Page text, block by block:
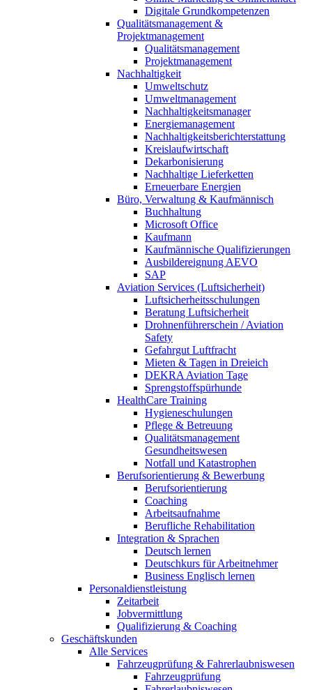
Digitale Grundkompetenzen
Qualitätsmanagement &
Projektmanagement
Qualitätsmanagement
Projektmanagement
Nachhaltigkeit
Umweltschutz
Umweltmanagement
Nachhaltigkeitsmanager
Energiemanagement
Nachhaltigkeitsberichterstattung
Kreislaufwirtschaft
Dekarbonisierung
Nachhaltige Lieferketten
Erneuerbare Energien
Büro, Verwaltung & Kaufmännisch
Buchhaltung
Microsoft Office
Kaufmann
Kaufmännische Qualifizierungen
Ausbildereignung AEVO
SAP
Aviation Services (Luftsicherheit)
Luftsicherheitsschulungen
Beratung Luftsicherheit
Drohnenführerschein / Aviation
Safety
Gefahrgut Luftfracht
Mieten & Tagen in Dreieich
DEKRA Aviation Tage
Sprengstoffspürhunde
HealthCare Training
Hygieneschulungen
Pflege & Betreuung
Qualitätsmanagement
Gesundheitswesen
Notfall und Katastrophen
Berufsorientierung & Bewerbung
Berufsorientierung
Coaching
Arbeitsaufnahme
Berufliche Rehabilitation
Integration & Sprachen
Deutsch lernen
Deutschkurs für Arbeitnehmer
Business Englisch lernen
Personaldienstleistung
Zeitarbeit
Jobvermittlung
Qualifizierung & Coaching
Geschäftskunden
Alle Services
Fahrzeugprüfung & Fahrerlaubniswesen
Fahrzeugprüfung